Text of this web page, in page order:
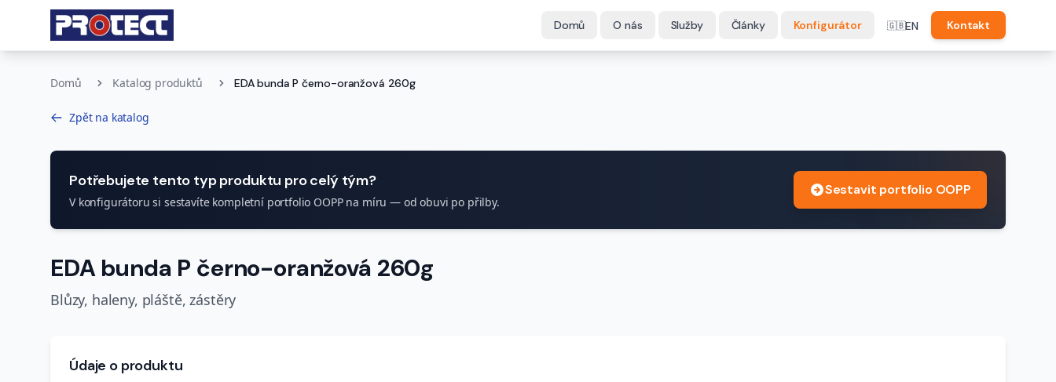
Domů O nás Služby Články Konfigurátor 🇬🇧EN Kontakt
Domů Katalog produktů EDA bunda P černo-oranžová 260g
Zpět na katalog
Potřebujete tento typ produktu pro celý tým?
V konfigurátoru si sestavíte kompletní portfolio OOPP na míru — od obuvi po přilby.
Sestavit portfolio OOPP
EDA bunda P černo-oranžová 260g
Blůzy, haleny, pláště, zástěry
Údaje o produktu